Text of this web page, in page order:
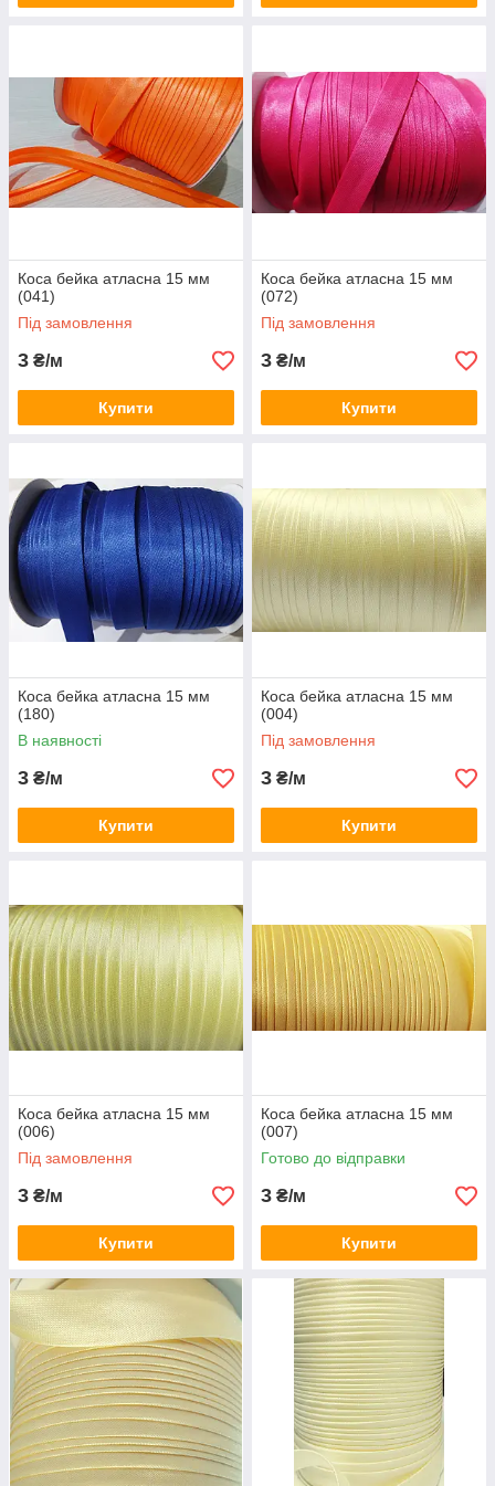
Коса бейка атласна 15 мм
(041)
Під замовлення
3 ₴/м
Купити
Коса бейка атласна 15 мм
(072)
Під замовлення
3 ₴/м
Купити
Коса бейка атласна 15 мм
(180)
В наявності
3 ₴/м
Купити
Коса бейка атласна 15 мм
(004)
Під замовлення
3 ₴/м
Купити
Коса бейка атласна 15 мм
(006)
Під замовлення
3 ₴/м
Купити
Коса бейка атласна 15 мм
(007)
Готово до відправки
3 ₴/м
Купити